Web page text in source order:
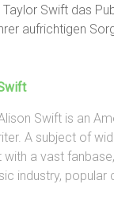
Swift das
aufrichtigen
Swift is an
A subject of
with a vast
industry, popular